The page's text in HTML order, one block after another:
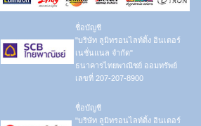
ชื่อบัญชี
"บริษัท ลูมิทรอนไลท์ติ้ง อินเตอร์
เนชั่นแนล จำกัด"
ธนาคารไทยพาณิชย์ ออมทรัพย์
เลขที่ 207-207-8900
ชื่อบัญชี
"บริษัท ลูมิทรอนไลท์ติ้ง อินเตอร์